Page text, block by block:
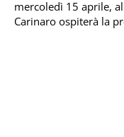
mercoledì 15 aprile,
Carinaro ospiterà la